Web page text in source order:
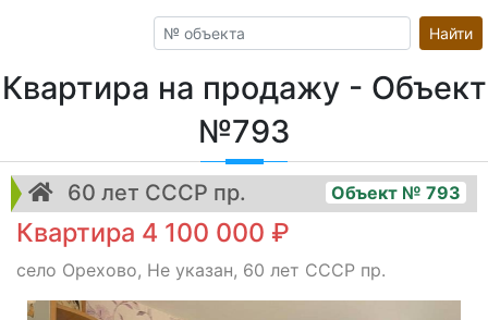
Найти
Квартира на продажу - Объект
№793
60 лет СССР пр. Объект № 793
Квартира 4 100 000 ₽
село Орехово, Не указан, 60 лет СССР пр.